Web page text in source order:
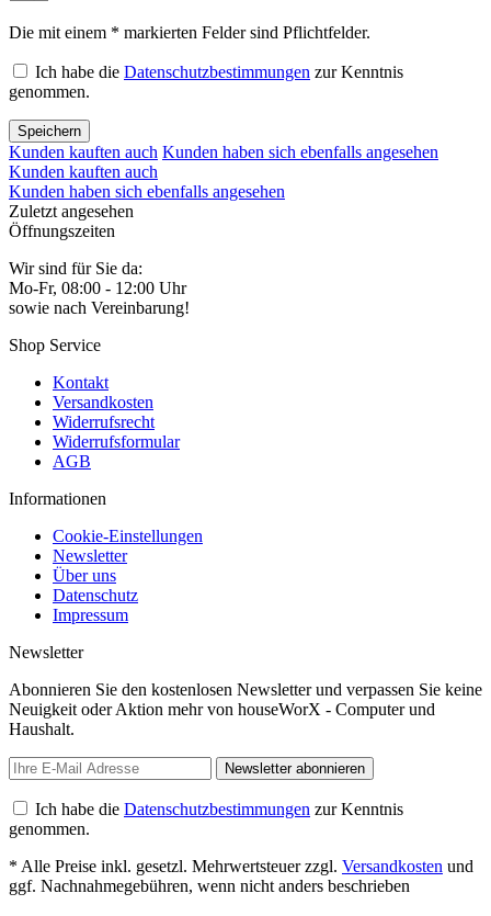
Die mit einem * markierten Felder sind Pflichtfelder.
Ich habe die Datenschutzbestimmungen zur Kenntnis
genommen.
Speichern
Kunden kauften auch Kunden haben sich ebenfalls angesehen
Kunden kauften auch
Kunden haben sich ebenfalls angesehen
Zuletzt angesehen
Öffnungszeiten
Wir sind für Sie da:
Mo-Fr, 08:00 - 12:00 Uhr
sowie nach Vereinbarung!
Shop Service
Kontakt
Versandkosten
Widerrufsrecht
Widerrufsformular
AGB
Informationen
Cookie-Einstellungen
Newsletter
Über uns
Datenschutz
Impressum
Newsletter
Abonnieren Sie den kostenlosen Newsletter und verpassen Sie keine
Neuigkeit oder Aktion mehr von houseWorX - Computer und
Haushalt.
Newsletter abonnieren
Ich habe die Datenschutzbestimmungen zur Kenntnis
genommen.
* Alle Preise inkl. gesetzl. Mehrwertsteuer zzgl. Versandkosten und
ggf. Nachnahmegebühren, wenn nicht anders beschrieben